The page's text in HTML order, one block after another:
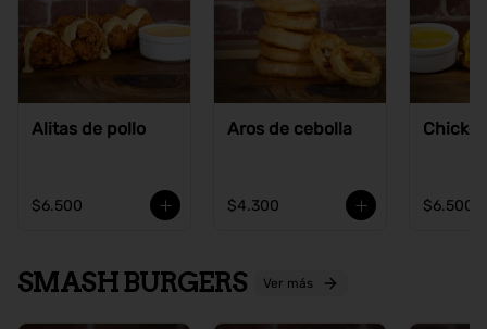
Alitas de pollo
$6.500
Aros de cebolla
$4.300 $6.500
SMASH BURGERS Ver más